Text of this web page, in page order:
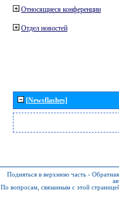
Относящиеся конференции
Отдел новостей
[Newsflashes]
Подняться в верхнюю часть - Обратная
По вопросам, связанным с этой